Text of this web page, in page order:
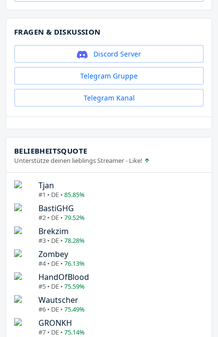
FRAGEN & DISKUSSION
Discord Server
Telegram Gruppe
Telegram Kanal
BELIEBHEITSQUOTE
Unterstütze deinen lieblings Streamer - Like!
Tjan
#1 • DE • 85.85%
BastiGHG
#2 • DE • 79.52%
Brekzim
#3 • DE • 78.28%
Zombey
#4 • DE • 76.13%
HandOfBlood
#5 • DE • 75.59%
Wautscher
#6 • DE • 75.49%
GRONKH
#7 • DE • 75.14%